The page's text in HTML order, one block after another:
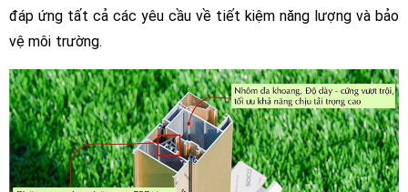
đáp ứng tất cả các yêu cầu về tiết kiệm năng lượng và bảo
vệ môi trường.